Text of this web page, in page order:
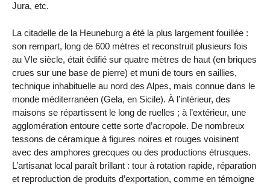
Jura, etc.
La citadelle de la Heuneburg a été la plus largement fouillée :
son rempart, long de 600 mètres et reconstruit plusieurs fois
au VIe siècle, était édifié sur quatre mètres de haut (en briques
crues sur une base de pierre) et muni de tours en saillies,
technique inhabituelle au nord des Alpes, mais connue dans le
monde méditerranéen (Gela, en Sicile). À l’intérieur, des
maisons se répartissent le long de ruelles ; à l’extérieur, une
agglomération entoure cette sorte d’acropole. De nombreux
tessons de céramique à figures noires et rouges voisinent
avec des amphores grecques ou des productions étrusques.
L’artisanat local paraît brillant : tour à rotation rapide, réparation
et reproduction de produits d’exportation, comme en témoigne